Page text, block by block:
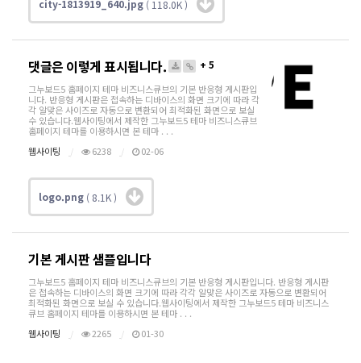
city-1813919_640.jpg ( 118.0K )
댓글은 이렇게 표시됩니다. + 5
그누보드5 홈페이지 테마 비즈니스큐브의 기본 반응형 게시판입
니다. 반응형 게시판은 접속하는 디바이스의 화면 크기에 따라 각
각 알맞은 사이즈로 자동으로 변환되어 최적화된 화면으로 보실
수 있습니다.웹사이팅에서 제작한 그누보드5 테마 비즈니스큐브
홈페이지 테마를 이용하시면 본 테마 . . .
웹사이팅
6238 02-06
logo.png ( 8.1K )
기본 게시판 샘플입니다
그누보드5 홈페이지 테마 비즈니스큐브의 기본 반응형 게시판입니다. 반응형 게시판
은 접속하는 디바이스의 화면 크기에 따라 각각 알맞은 사이즈로 자동으로 변환되어
최적화된 화면으로 보실 수 있습니다.웹사이팅에서 제작한 그누보드5 테마 비즈니스
큐브 홈페이지 테마를 이용하시면 본 테마 . . .
웹사이팅
2265 01-30